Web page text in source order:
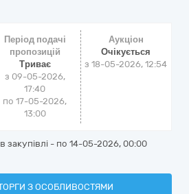
Період подачі
пропозицій
Триває
з 09-05-2026,
17:40
по 17-05-2026,
13:00
Аукціон
Очікується
з18-05-2026, 12:54
закупівлі - по 14-05-2026, 00:00
ТОРГИ З ОСОБЛИВОСТЯМИ